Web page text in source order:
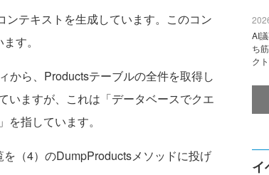
テキストを生成しています。このコン
す。
ら、Productsテーブルの全件を取得し
いますが、これは「データベースでクエ
指しています。
（4）のDumpProductsメソッドに投げ
AI
ち
ク
イ